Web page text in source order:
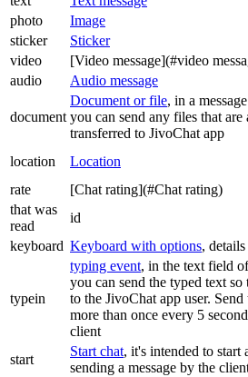
photo
Image
sticker
Sticker
video
[Video message](#video
audio
Audio message
document
Document or file, in a
you can send any files that
transferred to JivoChat app
location Location
rate
[Chat rating](#Chat rating)
that was
read
id
keyboard Keyboard with options,
typein
typing event, in the text field
you can send the typed text
to the JivoChat app user.
more than once every 5
client
start
Start chat, it's intended to start
sending a message by the